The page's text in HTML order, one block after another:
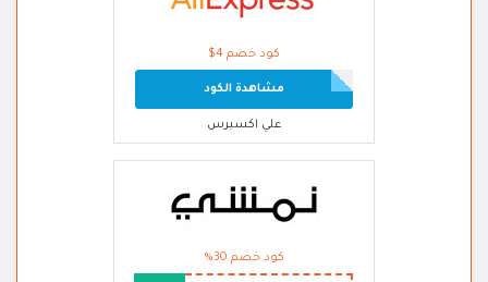
كود خصم 4$
مشاهدة الكود
علي اكسبرس
كود خصم 30%